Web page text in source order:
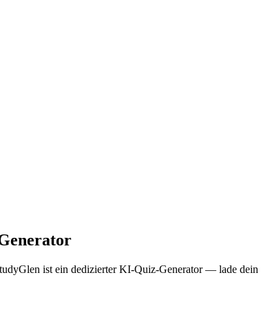
ist ein dedizierter KI-Quiz-Generator — lade